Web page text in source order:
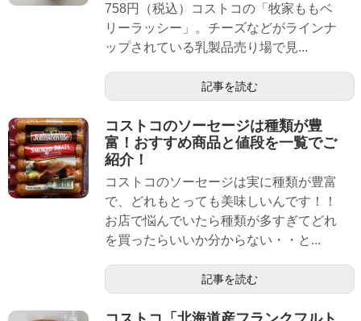
758円（税込）コストコの「牧家ももベ
リーラッシー」。チーズなどがラインナ
ップされている乳製品売り場で見...
記事を読む
コストコのソーセージは種類が豊
富！おすすめ商品と値段を一覧でご
紹介！
コストコのソーセージは実に種類が豊富
で、どれもとっても美味しいんです！！
お店で悩んでいたら種類が多すぎてどれ
を買ったらいいか分からない・・と...
記事を読む